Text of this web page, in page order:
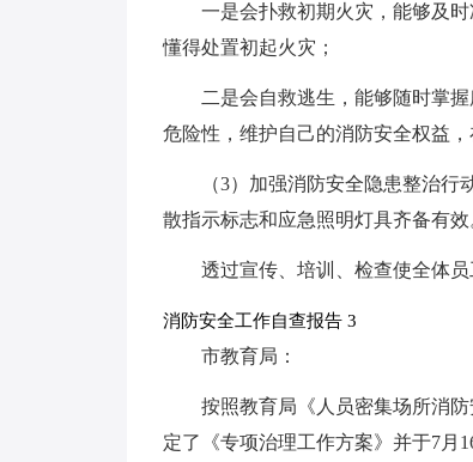
一是会扑救初期火灾，能够及
懂得处置初起火灾；
二是会自救逃生，能够随时掌
危险性，维护自己的消防安全权益
（3）加强消防安全隐患整治
散指示标志和应急照明灯具齐备有效
透过宣传、培训、检查使全体员
消防安全工作自查报告 3
市教育局：
按照教育局《人员密集场所消
定了《专项治理工作方案》并于7月